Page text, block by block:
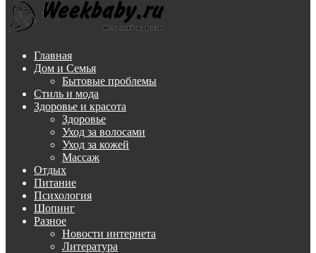
Главная
Дом и Семья
Бытовые проблемы
Стиль и мода
Здоровье и красота
Здоровье
Уход за волосами
Уход за кожей
Массаж
Отдых
Питание
Психология
Шопинг
Разное
Новости интернета
Литература